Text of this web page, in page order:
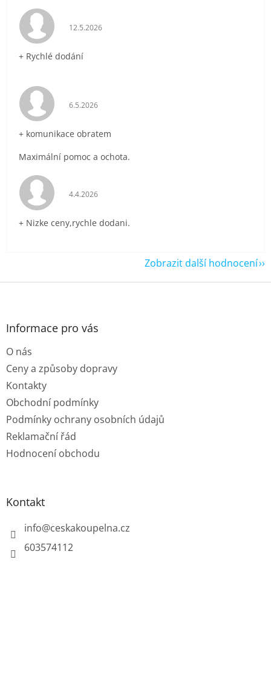
Hodnocení obchodu je 5 z 5 hvězdiček.
12.5.2026
+ Rychlé dodání
Hodnocení obchodu je 5 z 5 hvězdiček.
6.5.2026
+ komunikace obratem
Maximální pomoc a ochota.
Hodnocení obchodu je 5 z 5 hvězdiček.
4.4.2026
+ Nizke ceny,rychle dodani.
Zobrazit další hodnocení
Z
Informace pro vás
O nás
Ceny a způsoby dopravy
Kontakty
Obchodní podmínky
Podmínky ochrany osobních údajů
Reklamační řád
Hodnocení obchodu
Kontakt
info@ceskakoupelna.cz
603574112